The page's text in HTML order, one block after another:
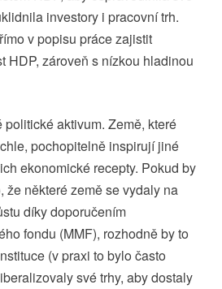
investory i pracovní trh.
v popisu práce zajistit
HDP, zároveň s nízkou hladinou
aktivum. Země, které
pochopitelně inspirují jiné
ekonomické recepty. Pokud by
že některé země se vydaly na
díky doporučením
fondu (MMF), rozhodně by to
(v praxi to bylo často
své trhy, aby dostaly